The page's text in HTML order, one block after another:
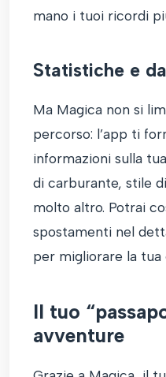
mano i tuoi ricordi
Statistiche e
Ma Magica non si
percorso: l’app ti
informazioni sulla
di carburante, stile
molto altro. Potrai
spostamenti nel
per migliorare la tua
Il tuo
avventure